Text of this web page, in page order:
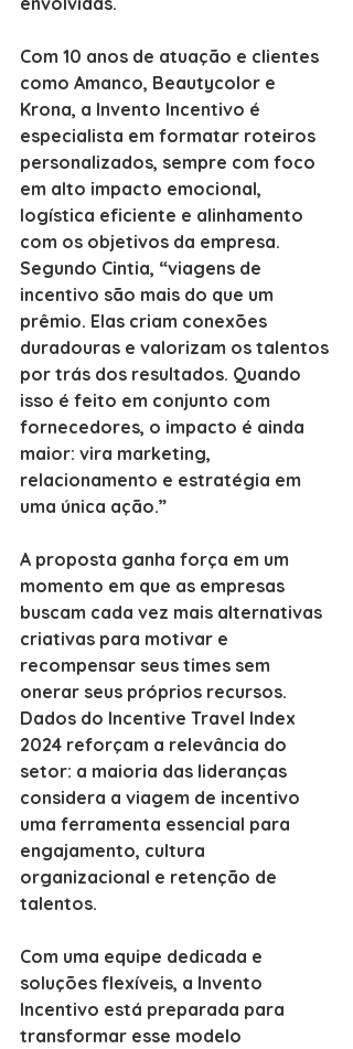
Com 10 anos de atuação e clientes
como Amanco, Beautycolor e
Krona, a Invento Incentivo é
especialista em formatar roteiros
personalizados, sempre com foco
em alto impacto emocional,
logística eficiente e alinhamento
com os objetivos da empresa.
Segundo Cintia, “viagens de
incentivo são mais do que um
prêmio. Elas criam conexões
duradouras e valorizam os talentos
por trás dos resultados. Quando
isso é feito em conjunto com
fornecedores, o impacto é ainda
maior: vira marketing,
relacionamento e estratégia em
uma única ação.”
A proposta ganha força em um
momento em que as empresas
buscam cada vez mais alternativas
criativas para motivar e
recompensar seus times sem
onerar seus próprios recursos.
Dados do Incentive Travel Index
2024 reforçam a relevância do
setor: a maioria das lideranças
considera a viagem de incentivo
uma ferramenta essencial para
engajamento, cultura
organizacional e retenção de
talentos.
Com uma equipe dedicada e
soluções flexíveis, a Invento
Incentivo está preparada para
transformar esse modelo